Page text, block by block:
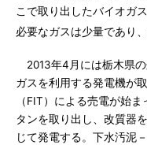
こで取り出したバイオガ
必要なガスは少量であり
2013年4月には栃木県
ガスを利用する発電機が
（FIT）による売電が始ま
タンを取り出し、改質器
じて発電する。下水汚泥